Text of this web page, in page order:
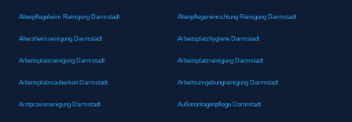
Altenpflegeheim Reinigung Darmstadt Altenpflegereinrichtung Reinigung Darmstadt
Altersheimreinigung Darmstadt Arbeitsplatzhygiene Darmstadt
Arbeitsplatzreinigung Darmstadt Arbeitsplatzreinigung Darmstadt
Arbeitsplatzsauberkeit Darmstadt Arbeitsumgebungreinigung Darmstadt
Arztpraxisreinigung Darmstadt Außenanlagenpflege Darmstadt